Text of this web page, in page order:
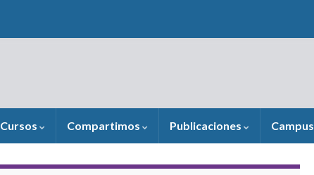
Cursos Compartimos Publicaciones Campus